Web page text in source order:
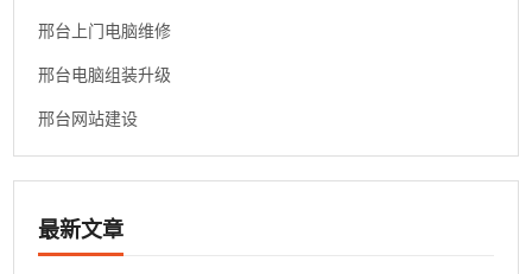
邢台上门电脑维修
邢台电脑组装升级
邢台网站建设
最新文章